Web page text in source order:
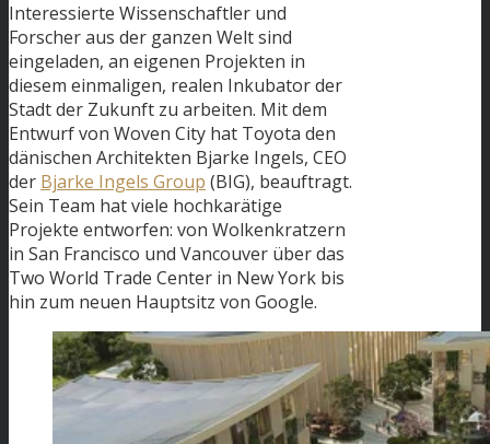
Interessierte Wissenschaftler und
Forscher aus der ganzen Welt sind
eingeladen, an eigenen Projekten in
diesem einmaligen, realen Inkubator der
Stadt der Zukunft zu arbeiten. Mit dem
Entwurf von Woven City hat Toyota den
dänischen Architekten Bjarke Ingels, CEO
der Bjarke Ingels Group (BIG), beauftragt.
Sein Team hat viele hochkarätige
Projekte entworfen: von Wolkenkratzern
in San Francisco und Vancouver über das
Two World Trade Center in New York bis
hin zum neuen Hauptsitz von Google.